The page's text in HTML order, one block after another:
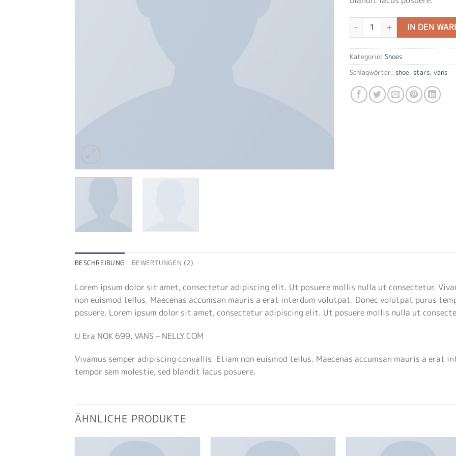
U Era VANS MengeIN DEN
Kategorie: Shoes
Schlagwörter: shoe, stars, vans
BESCHREIBUNG BEWERTUNGEN (2)
Lorem ipsum dolor sit amet, consectetur adipiscing elit. Ut posuere mollis nulla ut consectetur.
non euismod tellus. Maecenas accumsan mauris a erat interdum volutpat. Donec volutpat purus
posuere. Lorem ipsum dolor sit amet, consectetur adipiscing elit. Ut posuere mollis nulla ut
U Era NOK 699, VANS – NELLY.COM
Vivamus semper adipiscing convallis. Etiam non euismod tellus. Maecenas accumsan mauris a erat
tempor sem molestie, sed blandit lacus posuere.
ÄHNLICHE PRODUKTE